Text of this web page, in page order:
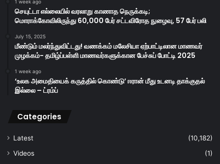
1 week ago
செயுட்டா எல்லையில் வரலாறு காணாத நெருக்கடி;
மொராக்கோவிலிருந்து 60,000 பேர் சட்டவிரோத நுழைவு, 57 பேர் பலி
July 15, 2025
மீண்டும் மலர்ந்துவிட்டது! வணக்கம் மலேசியா ஏற்பாட்டிலான மாணவர்
முழக்கம்- தமிழ்ப்பள்ளி மாணவர்களுக்கான பேச்சுப் போட்டி 2025
1 week ago
‘உலக அமைதியைக் கருத்தில் கொண்டு’ ஈரான் மீது உடனடி தாக்குதல்
இல்லை – ட்ரம்ப்
Categories
Latest
(10,182)
Videos
(1)